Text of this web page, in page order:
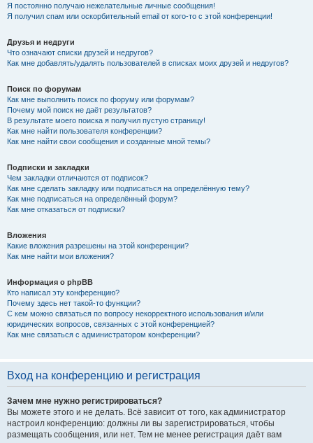
Я постоянно получаю нежелательные личные сообщения!
Я получил спам или оскорбительный email от кого-то с этой конференции!
Друзья и недруги
Что означают списки друзей и недругов?
Как мне добавлять/удалять пользователей в списках моих друзей и недругов?
Поиск по форумам
Как мне выполнить поиск по форуму или форумам?
Почему мой поиск не даёт результатов?
В результате моего поиска я получил пустую страницу!
Как мне найти пользователя конференции?
Как мне найти свои сообщения и созданные мной темы?
Подписки и закладки
Чем закладки отличаются от подписок?
Как мне сделать закладку или подписаться на определённую тему?
Как мне подписаться на определённый форум?
Как мне отказаться от подписки?
Вложения
Какие вложения разрешены на этой конференции?
Как мне найти мои вложения?
Информация о phpBB
Кто написал эту конференцию?
Почему здесь нет такой-то функции?
С кем можно связаться по вопросу некорректного использования и/или
юридических вопросов, связанных с этой конференцией?
Как мне связаться с администратором конференции?
Вход на конференцию и регистрация
Зачем мне нужно регистрироваться?
Вы можете этого и не делать. Всё зависит от того, как администратор
настроил конференцию: должны ли вы зарегистрироваться, чтобы
размещать сообщения, или нет. Тем не менее регистрация даёт вам